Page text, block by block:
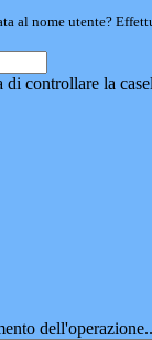
al nome utente?
controllare la